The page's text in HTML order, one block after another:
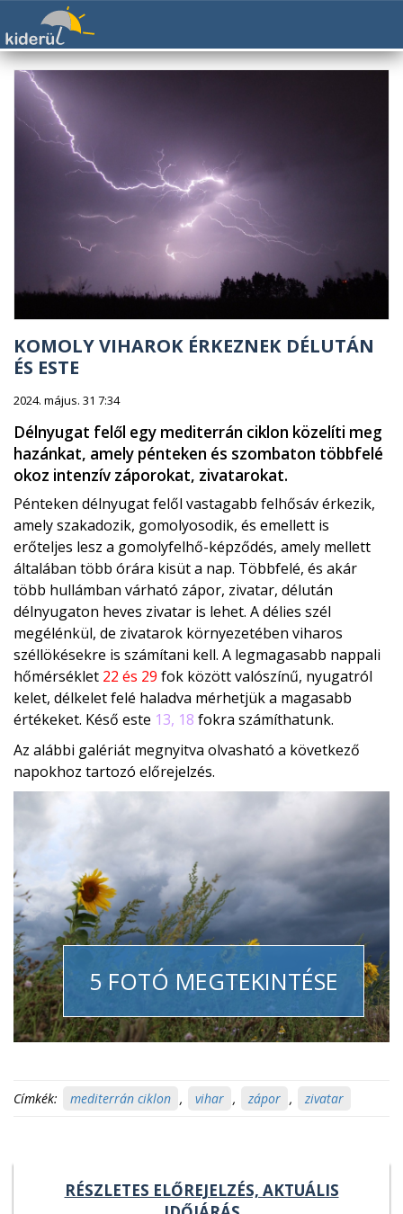
KOMOLY VIHAROK ÉRKEZNEK DÉLUTÁN
ÉS ESTE
2024. május. 31 7:34
Délnyugat felől egy mediterrán ciklon közelíti meg
hazánkat, amely pénteken és szombaton többfelé
okoz intenzív záporokat, zivatarokat.
Pénteken délnyugat felől vastagabb felhősáv érkezik,
amely szakadozik, gomolyosodik, és emellett is
erőteljes lesz a gomolyfelhő-képződés, amely mellett
általában több órára kisüt a nap. Többfelé, és akár
több hullámban várható zápor, zivatar, délután
délnyugaton heves zivatar is lehet. A délies szél
megélénkül, de zivatarok környezetében viharos
széllökésekre is számítani kell. A legmagasabb nappali
hőmérséklet 22 és 29 fok között valószínű, nyugatról
kelet, délkelet felé haladva mérhetjük a magasabb
értékeket. Késő este 13, 18 fokra számíthatunk.
Az alábbi galériát megnyitva olvasható a következő
napokhoz tartozó előrejelzés.
5 FOTÓ MEGTEKINTÉSE
Címkék: mediterrán ciklon , vihar , zápor , zivatar
RÉSZLETES ELŐREJELZÉS, AKTUÁLIS